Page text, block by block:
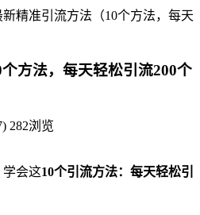
新精准引流方法（10个方法，每天
方法，每天轻松引流200个
282浏览
学会这10个引流方法：每天轻松引